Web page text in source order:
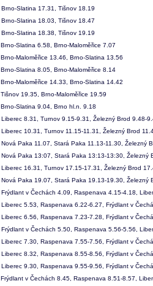
Brno-Slatina 17.31, Tišnov 18.19
Brno-Slatina 18.03, Tišnov 18.47
Brno-Slatina 18.38, Tišnov 19.19
Brno-Slatina 6.58, Brno-Maloměřice 7.07
Brno-Maloměřice 13.46, Brno-Slatina 13.56
Brno-Slatina 8.05, Brno-Maloměřice 8.14
Brno-Maloměřice 14.33, Brno-Slatina 14.42
Tišnov 19.35, Brno-Maloměřice 19.59
Brno-Slatina 9.04, Brno hl.n. 9.18
Liberec 8.31, Turnov 9.15-9.31, Železný Brod 9.48-
Liberec 10.31, Turnov 11.15-11.31, Železný Brod
Nová Paka 11.07, Stará Paka 11.13-11.30, Železný
Nová Paka 13:07, Stará Paka 13:13-13:30,
Liberec 16.31, Turnov 17.15-17.31, Železný Brod
Nová Paka 19.07, Stará Paka 19.13-19.30,
Frýdlant v Čechách 4.09, Raspenava 4.15-4.18,
Liberec 5.53, Raspenava 6.22-6.27, Frýdlant v
Liberec 6.56, Raspenava 7.23-7.28, Frýdlant v
Frýdlant v Čechách 5.50, Raspenava 5.56-5.56,
Liberec 7.30, Raspenava 7.55-7.56, Frýdlant v
Liberec 8.32, Raspenava 8.55-8.56, Frýdlant v
Liberec 9.30, Raspenava 9.55-9.56, Frýdlant v
Frýdlant v Čechách 8.45, Raspenava 8.51-8.57,